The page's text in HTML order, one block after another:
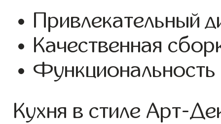
Привлекательный
Качественная
Функциональность
Кухня в стиле Арт-